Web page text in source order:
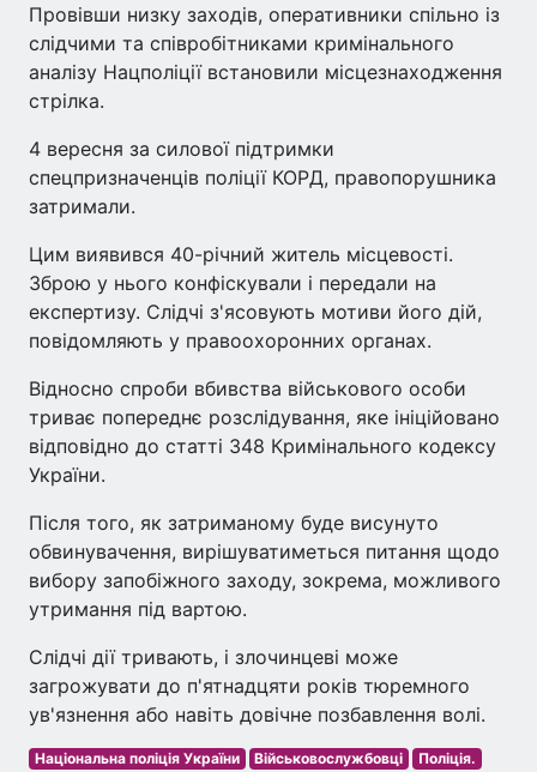
Провівши низку заходів, оперативники спільно із
слідчими та співробітниками кримінального
аналізу Нацполіції встановили місцезнаходження
стрілка.
4 вересня за силової підтримки
спецпризначенців поліції КОРД, правопорушника
затримали.
Цим виявився 40-річний житель місцевості.
Зброю у нього конфіскували і передали на
експертизу. Слідчі з'ясовують мотиви його дій,
повідомляють у правоохоронних органах.
Відносно спроби вбивства військового особи
триває попереднє розслідування, яке ініційовано
відповідно до статті 348 Кримінального кодексу
України.
Після того, як затриманому буде висунуто
обвинувачення, вирішуватиметься питання щодо
вибору запобіжного заходу, зокрема, можливого
утримання під вартою.
Слідчі дії тривають, і злочинцеві може
загрожувати до п'ятнадцяти років тюремного
ув'язнення або навіть довічне позбавлення волі.
Національна поліція України Військовослужбовці
Поліція.